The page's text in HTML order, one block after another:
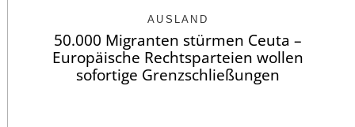
AUSLAND
50.000 Migranten stürmen Ceuta –
Europäische Rechtsparteien wollen
sofortige Grenzschließungen